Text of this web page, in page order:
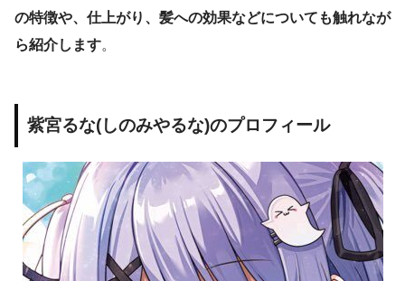
の特徴や、仕上がり、髪への効果などについても触れなが
ら紹介します。
紫宮るな(しのみやるな)のプロフィール